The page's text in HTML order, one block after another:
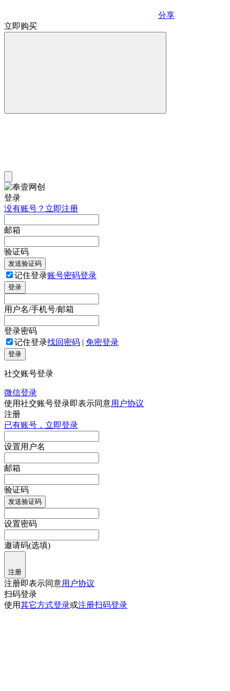
分享
立即购买
登录
没有账号？立即注册
邮箱
验证码
发送验证码
记住登录账号密码登录
登录
用户名/手机号/邮箱
登录密码
记住登录找回密码 | 免密登录
登录
社交账号登录
微信登录
使用社交账号登录即表示同意用户协议
注册
已有账号，立即登录
设置用户名
邮箱
验证码
发送验证码
设置密码
邀请码(选填)
注册
注册即表示同意用户协议
扫码登录
使用其它方式登录或注册扫码登录